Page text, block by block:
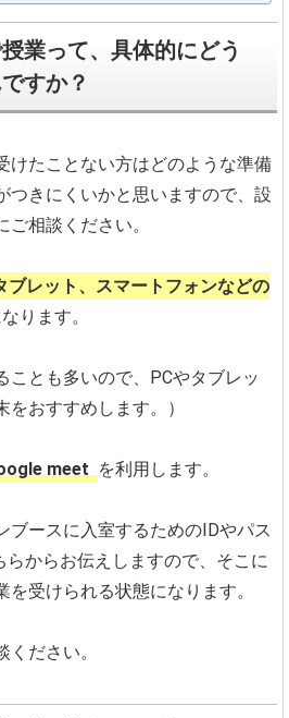
業って、具体的にどう
すか？
けたことない方はどのような準備
つきにくいかと思いますので、設
相談ください。
ブレット、スマートフォンなどの
ります。
ことも多いので、PCやタブレッ
をおすすめします。）
meet を利用します。
ブースに入室するためのIDやパス
らからお伝えしますので、そこに
を受けられる状態になります。
ださい。